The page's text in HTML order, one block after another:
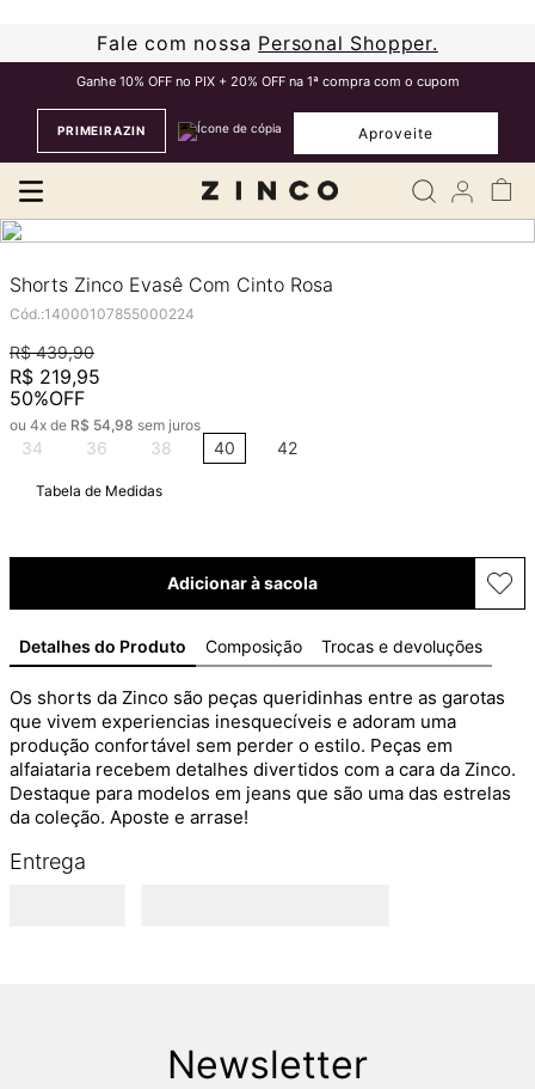
Fale com nossa Personal Shopper.
Ganhe 10% OFF no PIX + 20% OFF na 1ª compra com o cupom
PRIMEIRAZIN Aproveite
Shorts Zinco Evasê Com Cinto Rosa
Cód.:14000107855000224
R$ 439,90
R$ 219,95
50%OFF
ou 4x de R$ 54,98 sem juros
34 36 38 40 42
Tabela de Medidas
Adicionar à sacola
Detalhes do Produto Composição Trocas e devoluções
Os shorts da Zinco são peças queridinhas entre as garotas
que vivem experiencias inesquecíveis e adoram uma
produção confortável sem perder o estilo. Peças em
alfaiataria recebem detalhes divertidos com a cara da Zinco.
Destaque para modelos em jeans que são uma das estrelas
da coleção. Aposte e arrase!
Entrega
Newsletter